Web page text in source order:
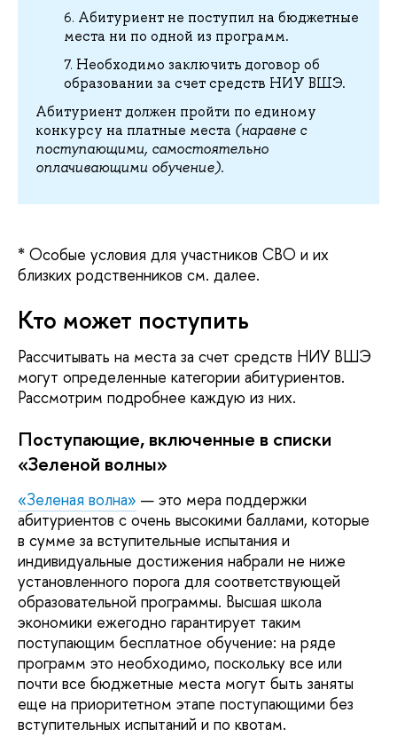
Абитуриент не поступил на бюджетные
места ни по одной из программ.
Необходимо заключить договор об
образовании за счет средств НИУ ВШЭ.
Абитуриент должен пройти по единому
конкурсу на платные места (наравне с
поступающими, самостоятельно
оплачивающими обучение).
* Особые условия для участников СВО и их
близких родственников см. далее.
Кто может поступить
Рассчитывать на места за счет средств НИУ ВШЭ
могут определенные категории абитуриентов.
Рассмотрим подробнее каждую из них.
Поступающие, включенные в списки
«Зеленой волны»
«Зеленая волна» — это мера поддержки
абитуриентов с очень высокими баллами, которые
в сумме за вступительные испытания и
индивидуальные достижения набрали не ниже
установленного порога для соответствующей
образовательной программы. Высшая школа
экономики ежегодно гарантирует таким
поступающим бесплатное обучение: на ряде
программ это необходимо, поскольку все или
почти все бюджетные места могут быть заняты
еще на приоритетном этапе поступающими без
вступительных испытаний и по квотам.